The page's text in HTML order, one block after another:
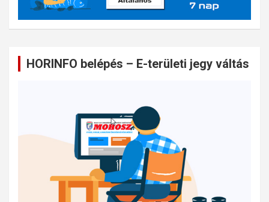
HORINFO belépés – E-területi jegy váltás